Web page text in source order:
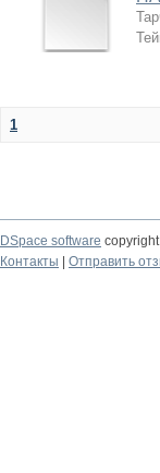
1
DSpace software
Контакты
Отправить